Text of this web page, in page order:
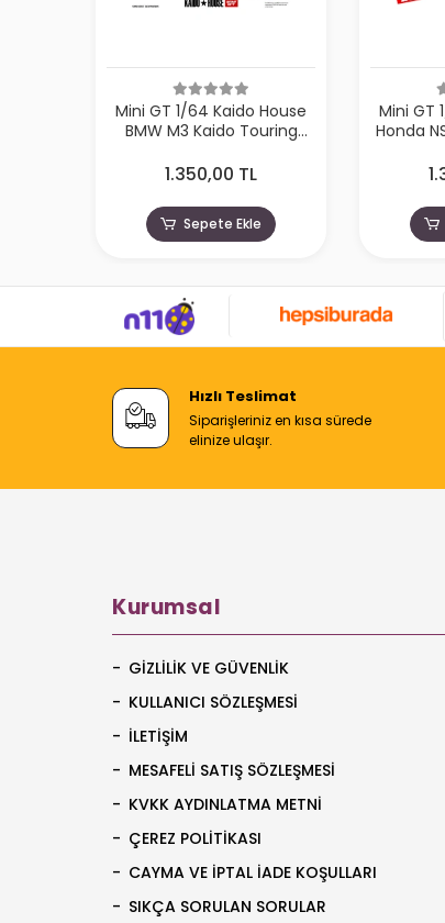
Mini GT 1/64 Kaido House
BMW M3 Kaido Touring
1.350,00 TL
Sepete Ekle
Mini GT
Honda
Hızlı Teslimat
Siparişleriniz en kısa sürede
elinize ulaşır.
Kurumsal
GIZLILIK VE GÜVENLIK
KULLANICI SÖZLEŞMESI
İLETIŞIM
MESAFELI SATIŞ SÖZLEŞMESI
KVKK AYDINLATMA METNI
ÇEREZ POLITIKASI
CAYMA VE İPTAL İADE KOŞULLARI
SIKÇA SORULAN SORULAR